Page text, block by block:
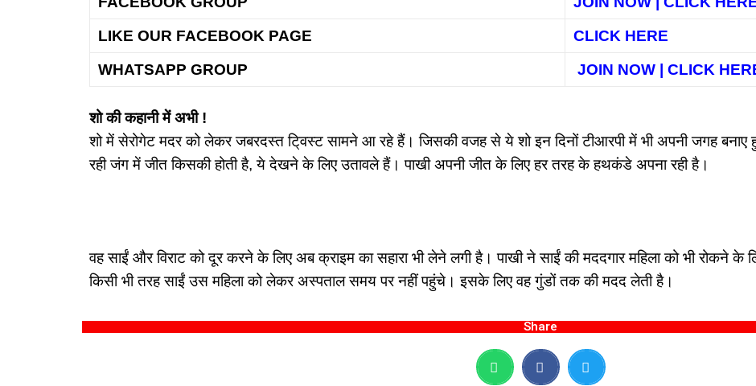
LIKE OUR FACEBOOK PAGE
CLICK HERE
WHATSAPP GROUP
JOIN NOW | CLICK
शो की कहानी में अभी !
शो में सेरोगेट मदर को लेकर जबरदस्त टि्वस्ट सामने आ रहे हैं। जिसकी वजह से ये शो इन दिनों टीआरपी में भी अपनी जगह बनाए
रही जंग में जीत किसकी होती है, ये देखने के लिए उतावले हैं। पाखी अपनी जीत के लिए हर तरह के हथकंडे अपना रही है।
वह साईं और विराट को दूर करने के लिए अब क्राइम का सहारा भी लेने लगी है। पाखी ने साईं की मददगार महिला को भी रोकने के
किसी भी तरह साईं उस महिला को लेकर अस्पताल समय पर नहीं पहुंचे। इसके लिए वह गुंडों तक की मदद लेती है।
Share